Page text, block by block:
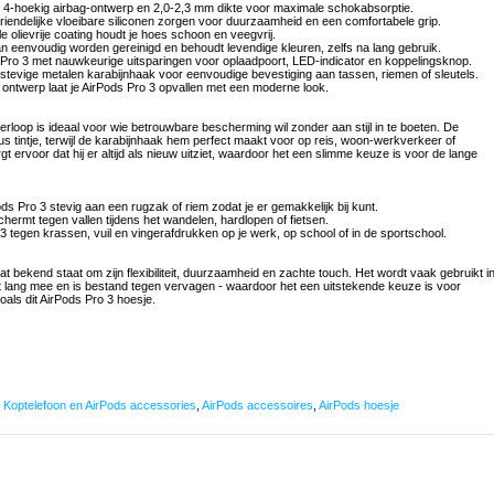
hoekig airbag-ontwerp en 2,0-2,3 mm dikte voor maximale schokabsorptie.
vloeibare siliconen zorgen voor duurzaamheid en een comfortabele grip.
olievrije coating houdt je hoes schoon en veegvrij.
worden gereinigd en behoudt levendige kleuren, zelfs na lang gebruik.
3 met nauwkeurige uitsparingen voor oplaadpoort, LED-indicator en koppelingsknop.
metalen karabijnhaak voor eenvoudige bevestiging aan tassen, riemen of sleutels.
laat je AirPods Pro 3 opvallen met een moderne look.
is ideaal voor wie betrouwbare bescherming wil zonder aan stijl in te boeten. De
tintje, terwijl de karabijnhaak hem perfect maakt voor op reis, woon-werkverkeer of
ervoor dat hij er altijd als nieuw uitziet, waardoor het een slimme keuze is voor de lange
Pro 3 stevig aan een rugzak of riem zodat je er gemakkelijk bij kunt.
tegen vallen tijdens het wandelen, hardlopen of fietsen.
tegen krassen, vuil en vingerafdrukken op je werk, op school of in de sportschool.
bekend staat om zijn flexibiliteit, duurzaamheid en zachte touch. Het wordt vaak gebruikt in
mee en is bestand tegen vervagen - waardoor het een uitstekende keuze is voor
dit AirPods Pro 3 hoesje.
Koptelefoon en AirPods accessories AirPods accessoires AirPods hoesje